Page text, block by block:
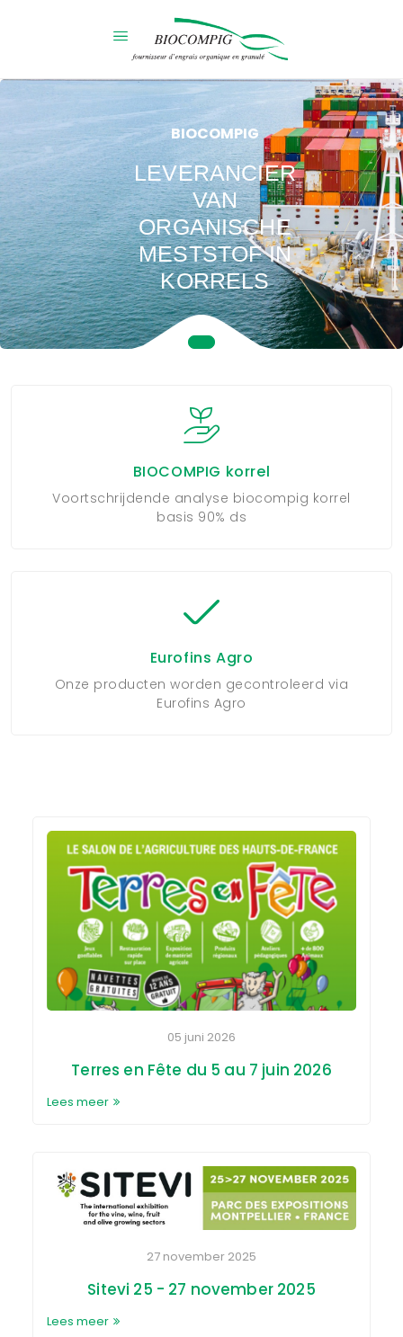
BIOCOMPIG
LEVERANCIER
VAN
ORGANISCHE
MESTSTOF IN
KORRELS
BIOCOMPIG korrel
Voortschrijdende analyse biocompig korrel
basis 90% ds
Eurofins Agro
Onze producten worden gecontroleerd via
Eurofins Agro
05 juni 2026
Terres en Fête du 5 au 7 juin 2026
Lees meer
27 november 2025
Sitevi 25 - 27 november 2025
Lees meer